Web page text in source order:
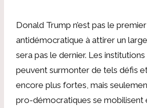
Donald Trump n’est pas le
antidémocratique à attirer un
sera pas le dernier. Les
peuvent surmonter de tels défis
encore plus fortes, mais
pro-démocratiques se